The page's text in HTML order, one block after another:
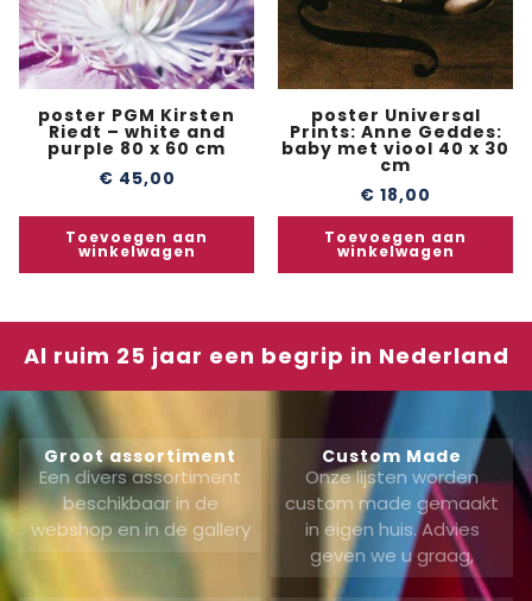
poster PGM Kirsten
Riedt – white and
purple 80 x 60 cm
€ 45,00
Toevoegen aan
winkelwagen
poster Universal
Prints: Anne Geddes:
baby met viool 40 x 30
cm
€ 18,00
Toevoegen aan
winkelwagen
Al ruim 25 jaar een begrip in Nederland
Groot assortiment
Een divers assortiment
beschikbaar in de
webshop en in de gallery
Custom Made
Onze lijsten worden
custom made gemaakt
in eigen huis. Advies
geven we u graag,